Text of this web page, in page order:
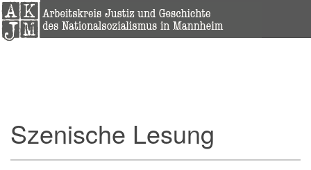
Szenische Lesung